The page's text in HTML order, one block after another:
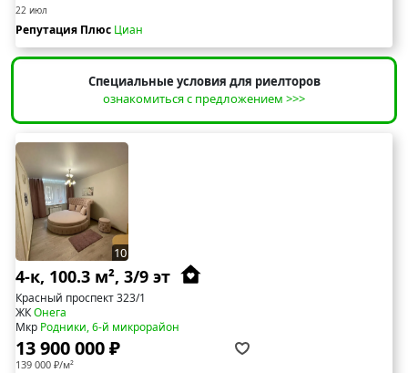
22 июл
Репутация Плюс Циан
Специальные условия для риелторов
ознакомиться с предложением >>>
10
4-к, 100.3 м², 3/9 эт
Красный проспект 323/1
ЖКОнега
Мкр Родники, 6-й микрорайон
13 900 000 ₽
139 000 ₽/м²